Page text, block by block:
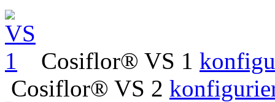
Cosiflor® VS 1
Cosiflor® VS 2